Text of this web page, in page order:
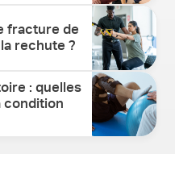
fracture de
rechute ?
: quelles
condition